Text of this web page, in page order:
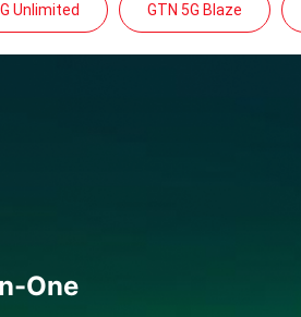
Unlimited GTN 5G Blaze
One